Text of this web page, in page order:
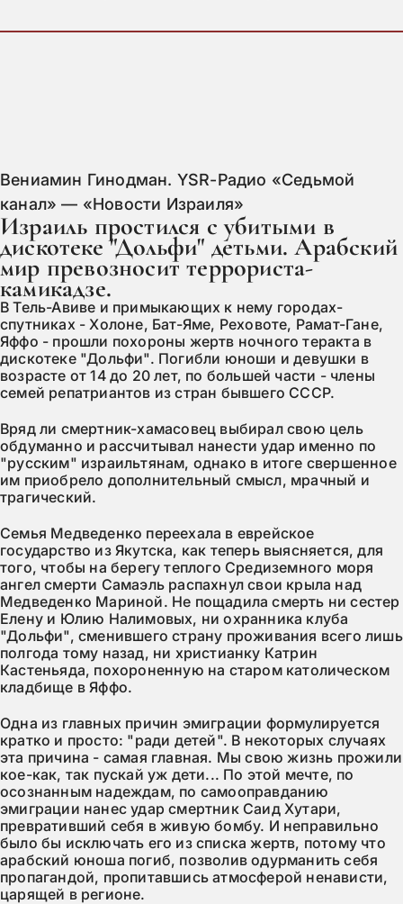
Вениамин Гинодман. YSR-Радио «Седьмой
канал» — «Новости Израиля»
Изpаиль простился с убитыми в
дискотеке "Дольфи" детьми. Арабский
мир превозносит террориста-
камикадзе.
В Тель-Авиве и примыкающих к нему городах-
спутниках - Холоне, Бат-Яме, Реховоте, Рамат-Гане,
Яффо - прошли похороны жертв ночного теракта в
дискотеке "Дольфи". Погибли юноши и девушки в
возрасте от 14 до 20 лет, по большей части - члены
семей репатриантов из стран бывшего СССР.
Вряд ли смертник-хамасовец выбирал свою цель
обдуманно и рассчитывал нанести удар именно по
"русским" израильтянам, однако в итоге свершенное
им приобрело дополнительный смысл, мрачный и
трагический.
Семья Медведенко переехала в еврейское
государство из Якутска, как теперь выясняется, для
того, чтобы на берегу теплого Средиземного моря
ангел смерти Самаэль распахнул свои крыла над
Медведенко Мариной. Не пощадила смерть ни сестер
Елену и Юлию Налимовых, ни охранника клуба
"Дольфи", сменившего страну проживания всего лишь
полгода тому назад, ни христианку Катрин
Кастеньяда, похороненную на старом католическом
кладбище в Яффо.
Одна из главных причин эмиграции формулируется
кратко и просто: "ради детей". В некоторых случаях
эта причина - самая главная. Мы свою жизнь прожили
кое-как, так пускай уж дети... По этой мечте, по
осознанным надеждам, по самооправданию
эмиграции нанес удар смертник Саид Хутари,
превративший себя в живую бомбу. И неправильно
было бы исключать его из списка жертв, потому что
арабский юноша погиб, позволив одурманить себя
пропагандой, пропитавшись атмосферой ненависти,
царящей в регионе.